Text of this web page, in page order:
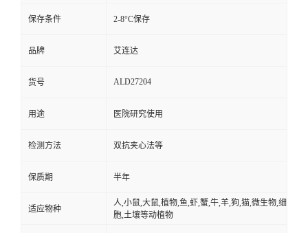
保存条件 2-8°C保存
品牌 艾连达
货号 ALD27204
用途 医院研究使用
检测方法 双抗夹心法等
保质期 半年
适应物种
人,小鼠,大鼠,植物,鱼,虾,蟹,牛,羊,狗,猫,微生物,细
胞,土壤等动植物